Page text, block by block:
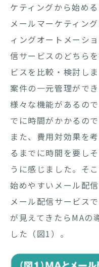
ケティングから始め
メールマーケティン
ィングオートメーシ
信サービスのどちら
ビスを比較・検討し
案件の一元管理がで
様々な機能があるの
でに時間がかかるの
また、費用対効果を
るまでに時間を要し
うに感じました。そ
始めやすいメール配
メール配信サービス
が見えてきたらMAの
した（図1）。